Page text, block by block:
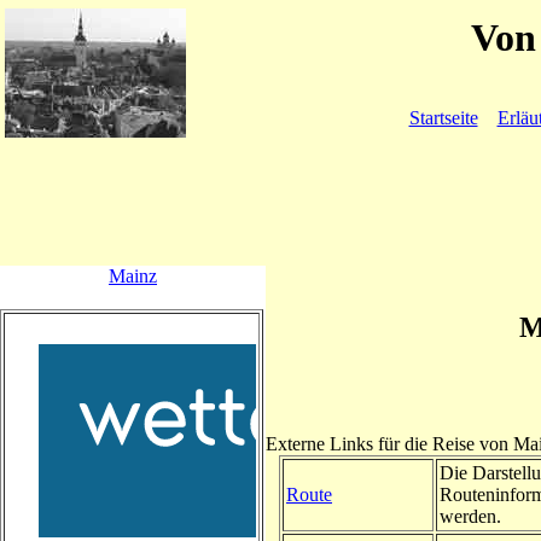
Startseite
Externe Links für die Reise von
Route
Die
werden.
Mainz